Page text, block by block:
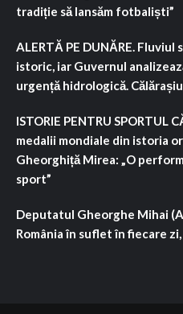
tradiție să lansăm fotbaliști”
ALERTĂ PE DUNĂRE. Fluviul
istoric, iar Guvernul
urgență hidrologică.
ISTORIE PENTRU SPORTUL
medalii mondiale din istoria
Gheorghiță Mirea: „O
sport”
Deputatul Gheorghe Mihai
România în suflet în fiecare